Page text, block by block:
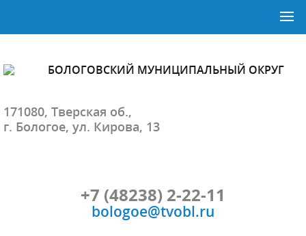
БОЛОГОВСКИЙ МУНИЦИПАЛЬНЫЙ ОКРУГ
171080, Тверская об.,
г. Бологое, ул. Кирова, 13
+7 (48238) 2-22-11
bologoe@tvobl.ru